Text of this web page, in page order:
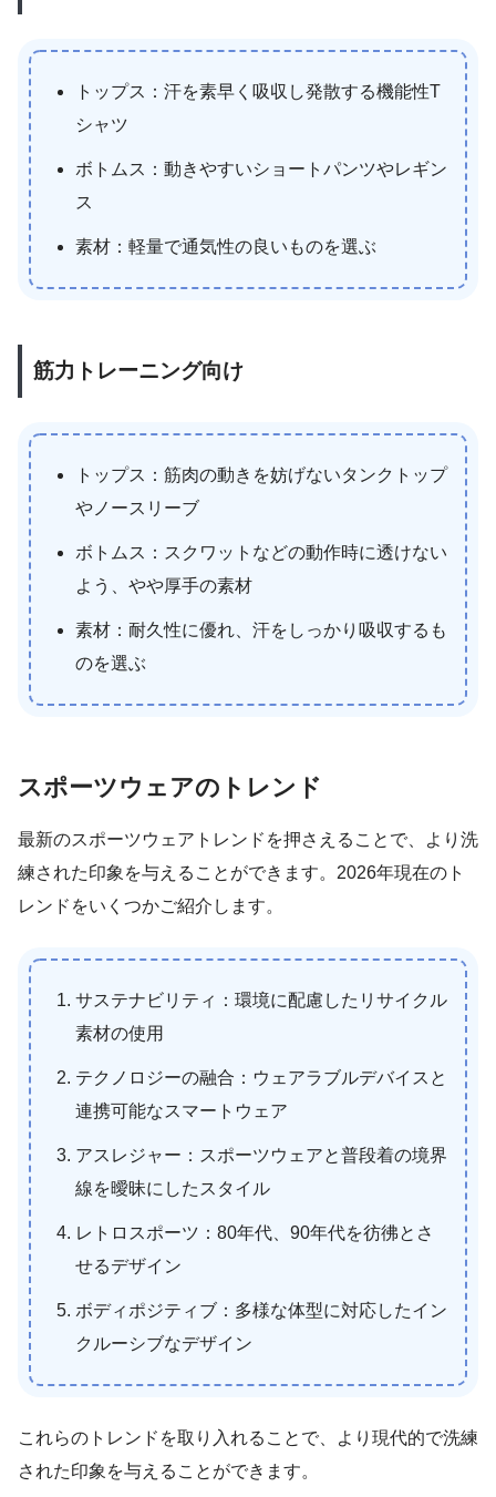
トップス：汗を素早く吸収し発散する機能性T
シャツ
ボトムス：動きやすいショートパンツやレギン
ス
素材：軽量で通気性の良いものを選ぶ
筋力トレーニング向け
トップス：筋肉の動きを妨げないタンクトップ
やノースリーブ
ボトムス：スクワットなどの動作時に透けない
よう、やや厚手の素材
素材：耐久性に優れ、汗をしっかり吸収するも
のを選ぶ
スポーツウェアのトレンド
最新のスポーツウェアトレンドを押さえることで、より洗
練された印象を与えることができます。2026年現在のト
レンドをいくつかご紹介します。
サステナビリティ：環境に配慮したリサイクル
素材の使用
テクノロジーの融合：ウェアラブルデバイスと
連携可能なスマートウェア
アスレジャー：スポーツウェアと普段着の境界
線を曖昧にしたスタイル
レトロスポーツ：80年代、90年代を彷彿とさ
せるデザイン
ボディポジティブ：多様な体型に対応したイン
クルーシブなデザイン
これらのトレンドを取り入れることで、より現代的で洗練
された印象を与えることができます。